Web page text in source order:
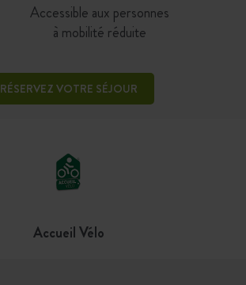
Accessible aux personnes
à mobilité réduite
RÉSERVEZ VOTRE SÉJOUR
Accueil Vélo